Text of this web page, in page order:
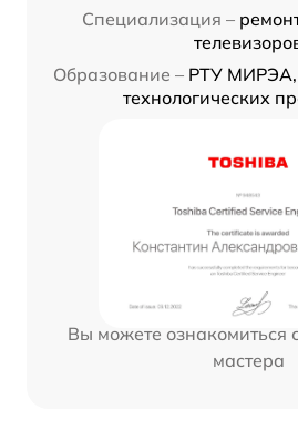
Специализация –
Образование – РТУ МИРЭА,
технологических
Вы можете ознакомиться
мастера